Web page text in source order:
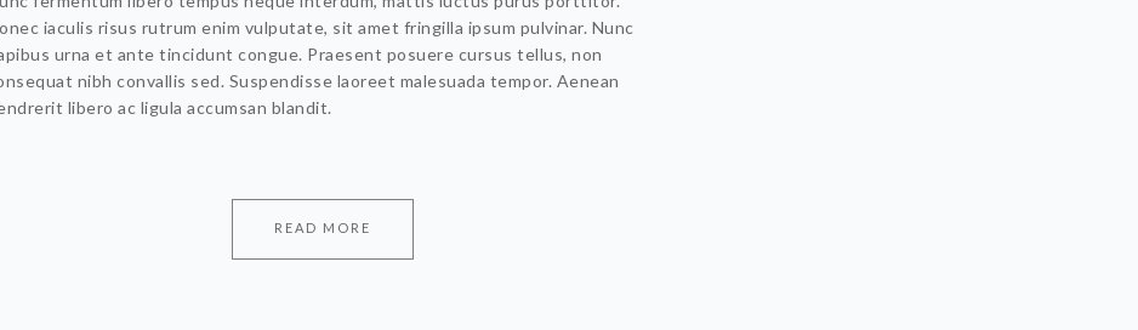
iaculis risus rutrum enim vulputate, sit amet fringilla ipsum pulvinar. Nunc
urna et ante tincidunt congue. Praesent posuere cursus tellus, non
nibh convallis sed. Suspendisse laoreet malesuada tempor. Aenean
libero ac ligula accumsan blandit.
READ MORE